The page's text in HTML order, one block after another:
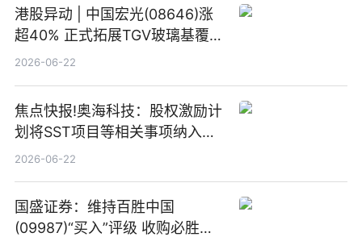
港股异动 | 中国宏光(08646)涨
超40% 正式拓展TGV玻璃基覆铜
板新材料业务
2026-06-22
焦点快报!奥海科技：股权激励计
划将SST项目等相关事项纳入专
项业务发展考核指标
2026-06-22
国盛证券：维持百胜中国
(09987)“买入”评级 收购必胜客